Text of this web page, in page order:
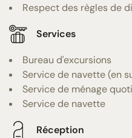
Respect des règles de
Services
Bureau d'excursions
Service de navette (en
Service de ménage
Service de navette
Réception